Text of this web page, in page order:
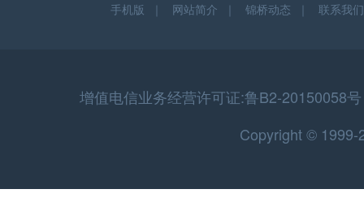
手机版 ｜ 网站简介 ｜ 锦桥动态 ｜ 联系我们
增值电信业务经营许可证:鲁B2-
Copyright © 1999-